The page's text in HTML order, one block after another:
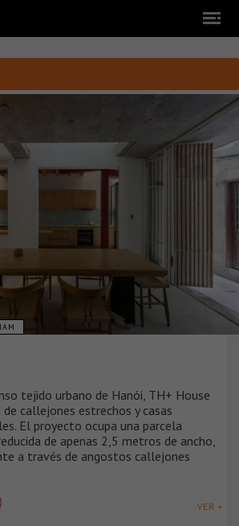
tejido urbano de Hanói, TH+ House
de callejones estrechos y casas
El proyecto ocupa una parcela
de apenas 2,5 metros de ancho,
a través de angostos callejones
VER +